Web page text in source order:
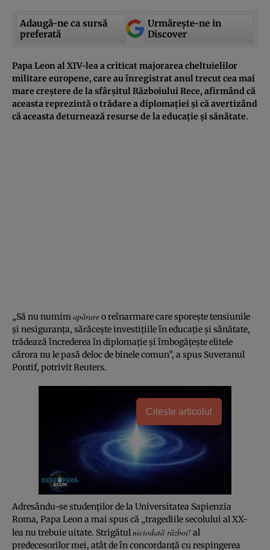
Adaugă-ne ca sursă
preferată
Urmărește-ne in
Discover
Papa Leon al XIV-lea a criticat majorarea cheltuielilor
militare europene, care au înregistrat anul trecut cea mai
mare creștere de la sfârșitul Războiului Rece, afirmând că
aceasta reprezintă o trădare a diplomației și că avertizând
că aceasta deturnează resurse de la educație și sănătate.
„Să nu numimapărareo reînarmare care sporește tensiunile
și nesiguranța, sărăcește investițiile în educație și sănătate,
trădează încrederea în diplomație și îmbogățește elitele
cărora nu le pasă deloc de binele comun”, a spus Suveranul
Pontif, potrivit Reuters.
Citește articolul
Adresându-se studenților de la Universitatea Sapienzia
Roma, Papa Leon a mai spus că „tragediile secolului al XX-
lea nu trebuie uitate. Strigătulniciodată război! al
predecesorilor mei, atât de în concordanță cu respingerea